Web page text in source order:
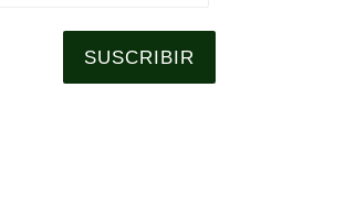
SUSCRIBIR